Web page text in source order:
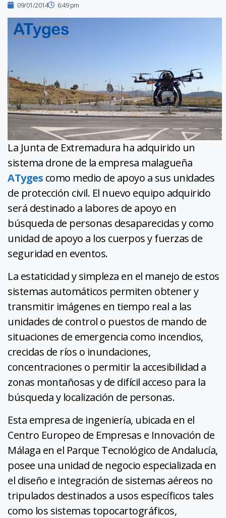
09/01/2014 6:49 pm
La Junta de Extremadura ha adquirido un
sistema drone de la empresa malagueña
ATyges como medio de apoyo a sus unidades
de protección civil. El nuevo equipo adquirido
será destinado a labores de apoyo en
búsqueda de personas desaparecidas y como
unidad de apoyo a los cuerpos y fuerzas de
seguridad en eventos.
La estaticidad y simpleza en el manejo de estos
sistemas automáticos permiten obtener y
transmitir imágenes en tiempo real a las
unidades de control o puestos de mando de
situaciones de emergencia como incendios,
crecidas de ríos o inundaciones,
concentraciones o permitir la accesibilidad a
zonas montañosas y de difícil acceso para la
búsqueda y localización de personas.
Esta empresa de ingeniería, ubicada en el
Centro Europeo de Empresas e Innovación de
Málaga en el Parque Tecnológico de Andalucía,
posee una unidad de negocio especializada en
el diseño e integración de sistemas aéreos no
tripulados destinados a usos específicos tales
como los sistemas topocartográficos,